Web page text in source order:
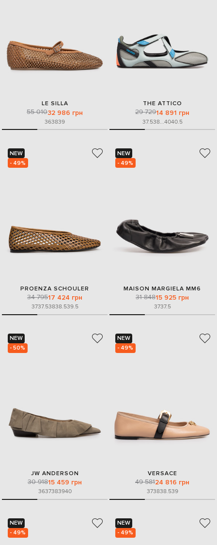
LE SILLA
55 01032 986 грн
363839
THE ATTICO
29 72914 891 грн
37.538...4040.5
NEW
- 49%
PROENZA SCHOULER
34 79517 424 грн
3737.53838.539.5
NEW
- 49%
MAISON MARGIELA MM6
31 84815 925 грн
3737.5
NEW
- 50%
JW ANDERSON
30 91815 459 грн
3637383940
NEW
- 49%
VERSACE
49 58124 816 грн
373838.539
NEW
- 49%
NEW
- 49%